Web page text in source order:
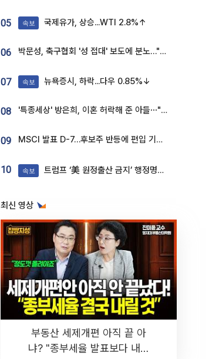
05 속보 국제유가, 상승...WTI 2.8%↑
06 박문성, 축구협회 '성 접대' 보도에 분노…"다 말아먹으려고 작정했나"
07 속보 뉴욕증시, 하락...다우 0.85%↓
08 '특종세상' 방은희, 이혼 허락해 준 아들⋯"너무 잘 커줬다" 오열
09 MSCI 발표 D-7…후보주 반등에 편입 기대 재점화
10 속보 트럼프 ‘美 원정출산 금지’ 행정명령 서명
최신 영상
부동산 세제개편 아직 끝 아
냐? "종부세율 발표보다 내릴